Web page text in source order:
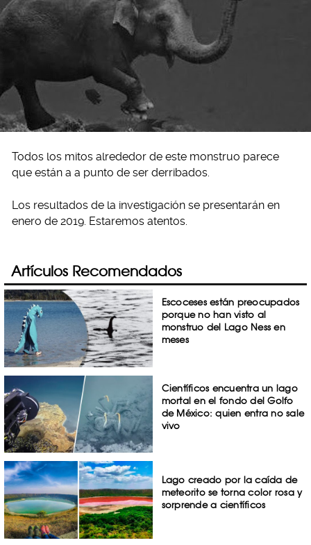
Todos los mitos alrededor de este monstruo parece
que están a a punto de ser derribados.
Los resultados de la investigación se presentarán en
enero de 2019. Estaremos atentos.
Artículos Recomendados
Escoceses están preocupados
porque no han visto al
monstruo del Lago Ness en
meses
Científicos encuentra un lago
mortal en el fondo del Golfo
de México: quien entra no sale
vivo
Lago creado por la caída de
meteorito se torna color rosa y
sorprende a científicos